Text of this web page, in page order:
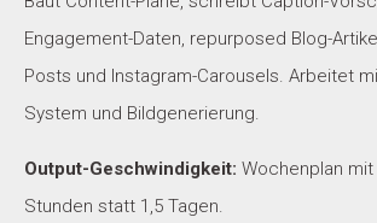
Engagement-Daten, repurposed Blog-
Posts und Instagram-Carousels. Arbeitet
System und Bildgenerierung.
Output-Geschwindigkeit: Wochenplan
Stunden statt 1,5 Tagen.